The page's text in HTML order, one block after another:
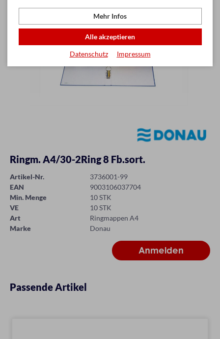
Ringm. A4/30-2Ring 8 Fb.sort.
Artikel-Nr.
3736001-99
EAN
9003106037704
Min. Menge
10 STK
VE
10 STK
Art
Ringmappen A4
Marke
Donau
Passende Artikel
Mehr Infos
Alle akzeptieren
Datenschutz Impressum